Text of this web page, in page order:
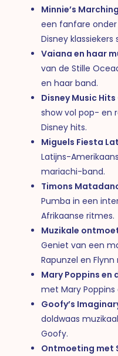
Minnie’s
een fanfare onder
Disney klassiekers
Vaiana en haar
van de Stille
en haar band.
Disney Music
show vol pop- en
Disney hits.
Miguels Fiesta
Latijns-
mariachi-band.
Timons
Pumba in een
Afrikaanse ritmes.
Muzikale
Geniet van een
Rapunzel en
Mary Poppins en
met Mary Poppins
Goofy’s
doldwaas
Goofy.
Ontmoeting met